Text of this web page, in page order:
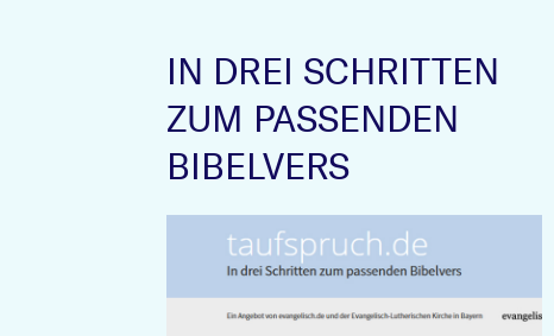
IN DREI SCHRITTEN
ZUM PASSENDEN
BIBELVERS